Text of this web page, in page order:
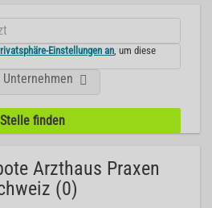
Einstellungen an , um diese
Unternehmen
Arzthaus Praxen
(0)